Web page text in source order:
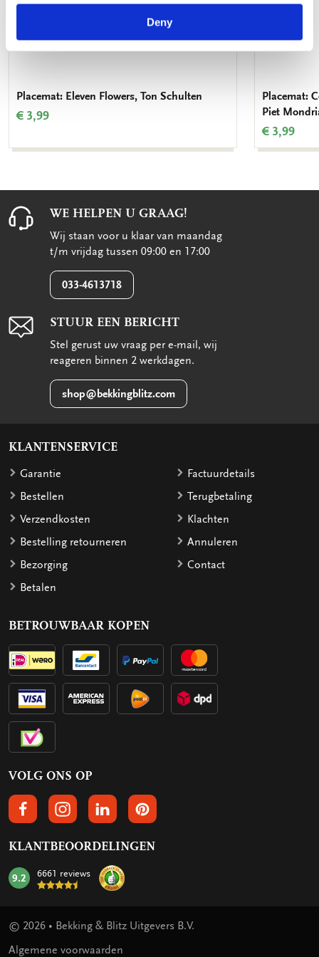
Deny
Placemat: Eleven Flowers, Ton Schulten
€ 3,99
Placemat:
Piet
€ 3,99
WE HELPEN U GRAAG!
Wij staan voor u klaar van maandag
t/m vrijdag tussen 09:00 en 17:00
033-4613718
STUUR EEN BERICHT
Stel gerust uw vraag per e-mail, wij
reageren binnen 2 werkdagen.
shop@bekkingblitz.com
KLANTENSERVICE
Garantie
Bestellen
Verzendkosten
Bestelling retourneren
Bezorging
Betalen
Factuurdetails
Terugbetaling
Klachten
Annuleren
Contact
BETROUWBAAR KOPEN
VOLG ONS OP
VOLGS ONS OP FACEBOOK
VOLG ONS OP INSTAGRAM
VOLG ONS OP LINKEDIN
VOLG ONS OP PINTEREST
KLANTBEOORDELINGEN
mark:
9.2 6661 reviews
© 2026 • Bekking & Blitz Uitgevers B.V.
Algemene voorwaarden